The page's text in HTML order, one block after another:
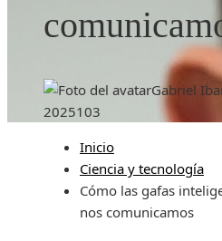
Gabriel
2025103
Inicio
Ciencia y tecnología
Cómo las gafas
nos comunicamos